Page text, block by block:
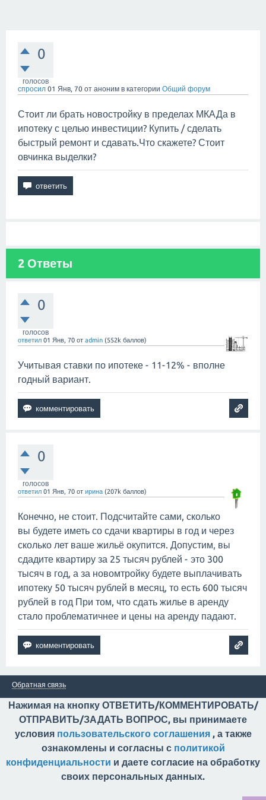
0
голосов
спросил 01 Янв, 70 от аноним в категории Общий форум
Стоит ли брать новостройку в пределах МКАДа в
ипотеку с целью инвестиции? Купить / сделать
быстрый ремонт и сдавать.Что скажете? Стоит
овчинка выделки?
2 Ответы
0
голосов
ответил 01 Янв, 70 от admin (552k баллов)
Учитывая ставки по ипотеке - 11-12% - вполне
годный вариант.
0
голосов
ответил 01 Янв, 70 от ирина (207k баллов)
Конечно, не стоит. Подсчитайте сами, сколько
вы будете иметь со сдачи квартиры в год и через
сколько лет ваше жильё окупится. Допустим, вы
сдадите квартиру за 25 тысяч рублей - это 300
тысяч в год, а за новомтройку будете выплачивать
ипотеку 50 тысяч рублей в месяц, то есть 600 тысяч
рублей в год При том, что сдать жилье в аренду
стало проблематичнее и цены на аренду падают.
Обратная связь
Нажимая на кнопку ОТВЕТИТЬ/КОММЕНТИРОВАТЬ/
ОТПРАВИТЬ/ЗАДАТЬ ВОПРОС, вы принимаете
условия пользовательского соглашения, а также
ознакомлены и согласны с политикой
конфиденциальности и даете согласие на обработку
своих персональных данных.